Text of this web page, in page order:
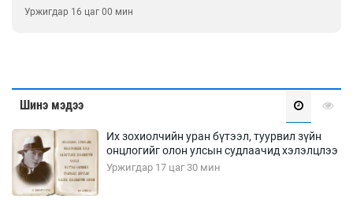
Уржигдар 16 цаг 00 мин
Шинэ мэдээ
Их зохиолчийн уран бүтээл, туурвил зүйн
онцлогийг олон улсын судлаачид хэлэлцлээ
Уржигдар 17 цаг 30 мин